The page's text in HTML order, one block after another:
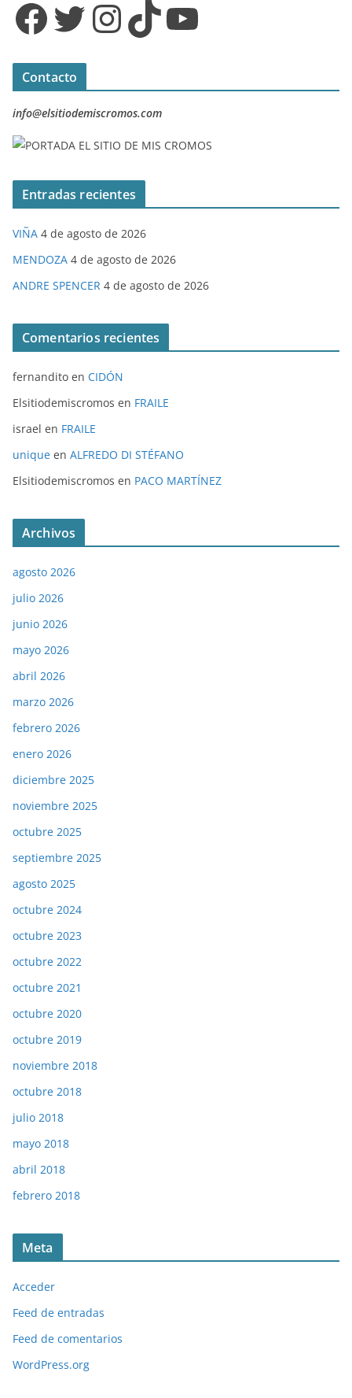
Facebook Twitter InstagramTikTok YouTube
Contacto
info@elsitiodemiscromos.com
Entradas recientes
VIÑA 4 de agosto de 2026
MENDOZA 4 de agosto de 2026
ANDRE SPENCER 4 de agosto de 2026
Comentarios recientes
fernandito en CIDÓN
Elsitiodemiscromos en FRAILE
israel en FRAILE
unique en ALFREDO DI STÉFANO
Elsitiodemiscromos en PACO MARTÍNEZ
Archivos
agosto 2026
julio 2026
junio 2026
mayo 2026
abril 2026
marzo 2026
febrero 2026
enero 2026
diciembre 2025
noviembre 2025
octubre 2025
septiembre 2025
agosto 2025
octubre 2024
octubre 2023
octubre 2022
octubre 2021
octubre 2020
octubre 2019
noviembre 2018
octubre 2018
julio 2018
mayo 2018
abril 2018
febrero 2018
Meta
Acceder
Feed de entradas
Feed de comentarios
WordPress.org